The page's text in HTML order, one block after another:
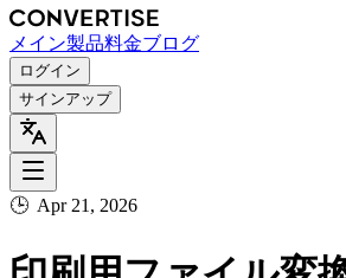
メイン製品料金ブログ
ログイン
サインアップ
🕒 Apr 21, 2026